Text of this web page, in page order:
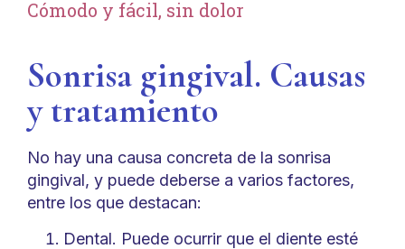
Cómodo y fácil, sin dolor
Sonrisa gingival. Causas
y tratamiento
No hay una causa concreta de la sonrisa
gingival, y puede deberse a varios factores,
entre los que destacan:
Dental. Puede ocurrir que el diente esté